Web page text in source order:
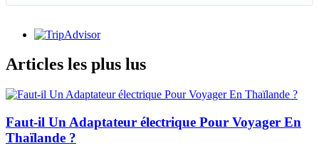
Articles les plus lus
Faut-il Un Adaptateur électrique Pour Voyager En
Thaïlande ?